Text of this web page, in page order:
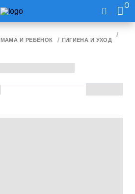
0
МАМА И РЕБЁНОК ГИГИЕНА И УХОД